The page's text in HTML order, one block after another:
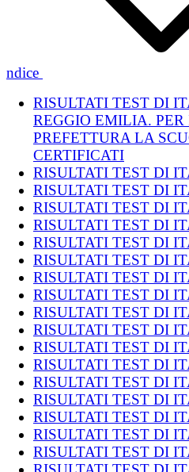
Indice
RISULTATI TEST DI
REGGIO EMILIA.
PREFETTURA LA
CERTIFICATI
RISULTATI TEST DI
RISULTATI TEST DI
RISULTATI TEST DI
RISULTATI TEST DI
RISULTATI TEST DI
RISULTATI TEST DI
RISULTATI TEST DI
RISULTATI TEST DI
RISULTATI TEST DI
RISULTATI TEST DI
RISULTATI TEST DI
RISULTATI TEST DI
RISULTATI TEST DI
RISULTATI TEST DI
RISULTATI TEST DI
RISULTATI TEST DI
RISULTATI TEST DI